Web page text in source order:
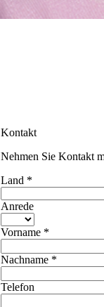
Kontakt
Nehmen Sie Kontakt
Land *
Anrede
Vorname *
Nachname *
Telefon